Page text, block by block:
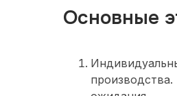
Основные